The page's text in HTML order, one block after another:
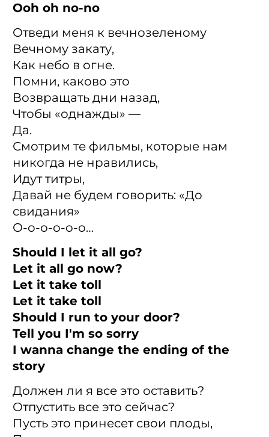
Ooh oh no-no
Отведи меня к вечнозеленому
Вечному закату,
Как небо в огне.
Помни, каково это
Возвращать дни назад,
Чтобы «однажды» —
Да.
Смотрим те фильмы, которые нам
никогда не нравились,
Идут титры,
Давай не будем говорить: «До
свидания»
О-о-о-о-о-о…
Should I let it all go?
Let it all go now?
Let it take toll
Let it take toll
Should I run to your door?
Tell you I'm so sorry
I wanna change the ending of the
story
Должен ли я все это оставить?
Отпустить все это сейчас?
Пусть это принесет свои плоды,